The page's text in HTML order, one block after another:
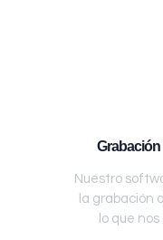
Grabación
Nuestro
la grabación
lo que